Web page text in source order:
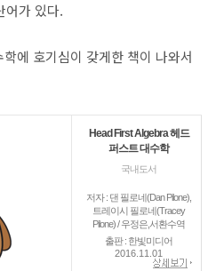
어가 있다.
에 호기심이 갖게한 책이 나와서
Head First Algebra 헤드
퍼스트 대수학
국내도서
저자 : 댄 필로네(Dan Pilone),
트레이시 필로네(Tracey
Pilone) / 우정은,서환수역
출판 : 한빛미디어
2016.11.01